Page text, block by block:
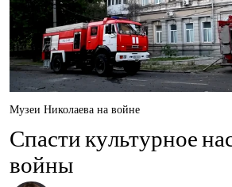
Музеи Николаева на войне
Спасти культурное
войны